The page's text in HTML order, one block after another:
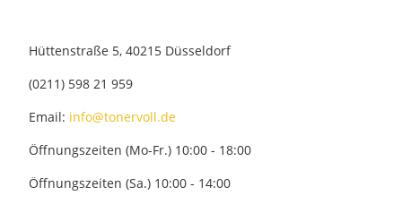
Hüttenstraße 5, 40215 Düsseldorf
(0211) 598 21 959
Email: info@tonervoll.de
Öffnungszeiten (Mo-Fr.) 10:00 - 18:00
Öffnungszeiten (Sa.) 10:00 - 14:00